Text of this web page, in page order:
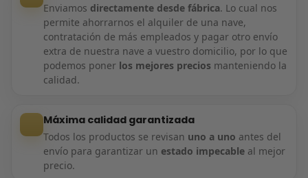
Enviamos directamente desde fábrica. Lo cual nos
permite ahorrarnos el alquiler de una nave,
contratación de más empleados y pagar otro envío
extra de nuestra nave a vuestro domicilio, por lo que
podemos poner los mejores precios manteniendo la
calidad.
Máxima calidad garantizada
Todos los productos se revisan uno a uno antes del
envío para garantizar un estado impecableal mejor
precio.